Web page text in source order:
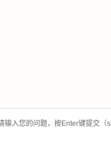
产起重机,电动葫芦,架桥机,